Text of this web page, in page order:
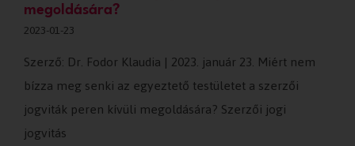
megoldására?
2023-01-23
Szerző: Dr. Fodor Klaudia | 2023. január 23. Miért nem
bízza meg senki az egyeztető testületet a szerzői
jogviták peren kívüli megoldására? Szerzői jogi
jogvitás